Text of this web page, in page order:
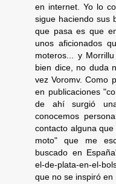
en internet. Yo lo
sigue haciendo sus
que pasa es que
unos aficionados
moteros... y
bien dice, no duda
vez Voromv. Como
en publicaciones
de ahí surgió
conocemos
contacto alguna
moto" que me
buscado en
el-de-plata-en-el-
que no se inspiró en